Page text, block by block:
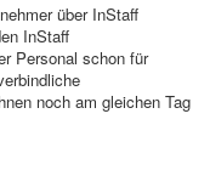
über InStaff
InStaff
Personal schon für
noch am gleichen Tag